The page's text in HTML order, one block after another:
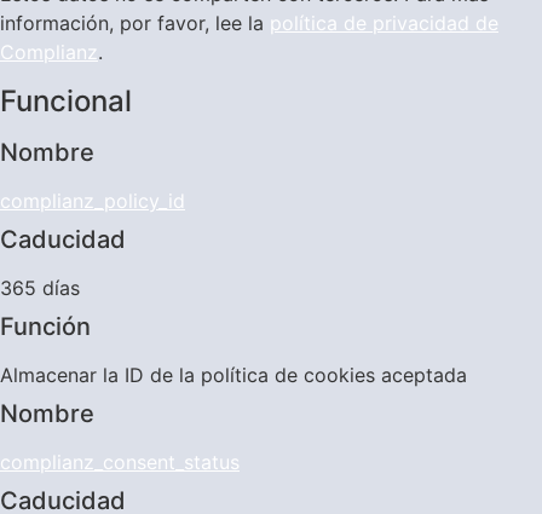
información, por favor, lee la política de privacidad de
Complianz.
Funcional
Nombre
complianz_policy_id
Caducidad
365 días
Función
Almacenar la ID de la política de cookies aceptada
Nombre
complianz_consent_status
Caducidad